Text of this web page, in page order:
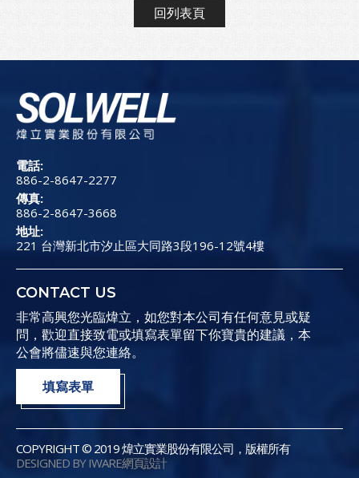
回列表頁
電話:
886-2-8647-2277
傳真:
886-2-8647-3668
地址:
221 台灣新北市汐止區大同路3段196-12號4樓
CONTACT US
非常高興您光臨煒立，如您對本公司有任何意見或疑
問，歡迎直接致電或填寫表單留下你寶貴的建議，本
公會將儘速與您連絡。
填寫表單
COPYRIGHT © 2019 煒立實業股份有限公司，版權所有
DESIGNED BY IWARE網頁設計